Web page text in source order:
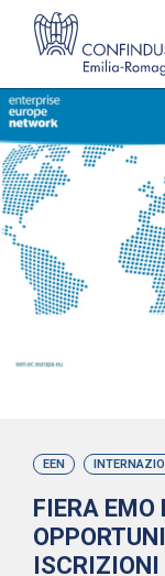
EEN
FIERA EMO
ISCRIZIONI